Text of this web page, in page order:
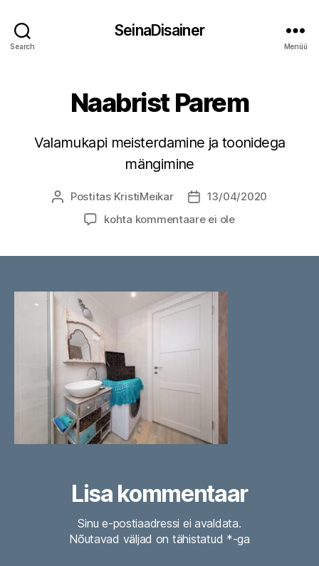
Search
SeinaDisainer
Menüü
Naabrist Parem
Valamukapi meisterdamine ja toonidega
mängimine
Postituse
Postitas KristiMeikar
Postituse
kuupäev
13/04/2020
Naabrist
kohta kommentaare ei ole
Lisa kommentaar
Sinu e-postiaadressi ei avaldata.
Nõutavad väljad on tähistatud *-ga